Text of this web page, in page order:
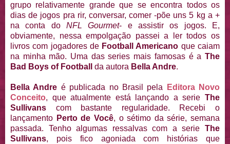
grupo relativamente grande que se encontra todos os
dias de jogos pra rir, conversar, comer -põe uns 5 kg a +
na conta do NFL Gourmet- e assistir os jogos. E,
obviamente, nessa empolgação passei a ler todos os
livros com jogadores de Football Americano que caiam
na minha mão. Uma das series mais famosas é a The
Bad Boys of Football
da autora Bella Andre.
Bella Andre é publicada no Brasil pela
Editora Novo
Conceito, que atualmente está lançando a serie The
Sullivans com bastante regularidade. Recebi o
lançamento Perto de Você, o sétimo da série, semana
passada. Tenho algumas ressalvas com a serie The
Sullivans, pois fico agoniada com histórias que